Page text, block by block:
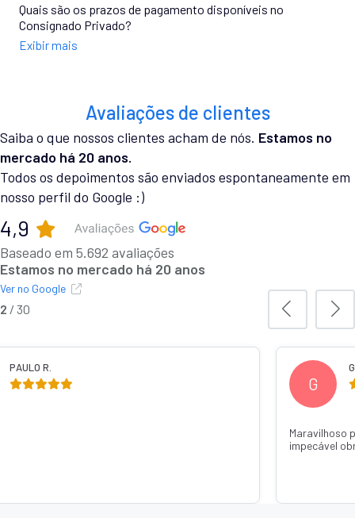
Quais são os prazos de pagamento disponíveis no
Consignado Privado?
Exibir mais
Avaliações de clientes
Saiba o que nossos clientes acham de nós. Estamos no
mercado há 20 anos.
Todos os depoimentos são enviados espontaneamente em
nosso perfil do Google :)
4,9
Baseado em 5.692 avaliações
Estamos no mercado há 20 anos
Ver no Google
PAULO R.
G
Maravilhoso
impecável
2 / 30